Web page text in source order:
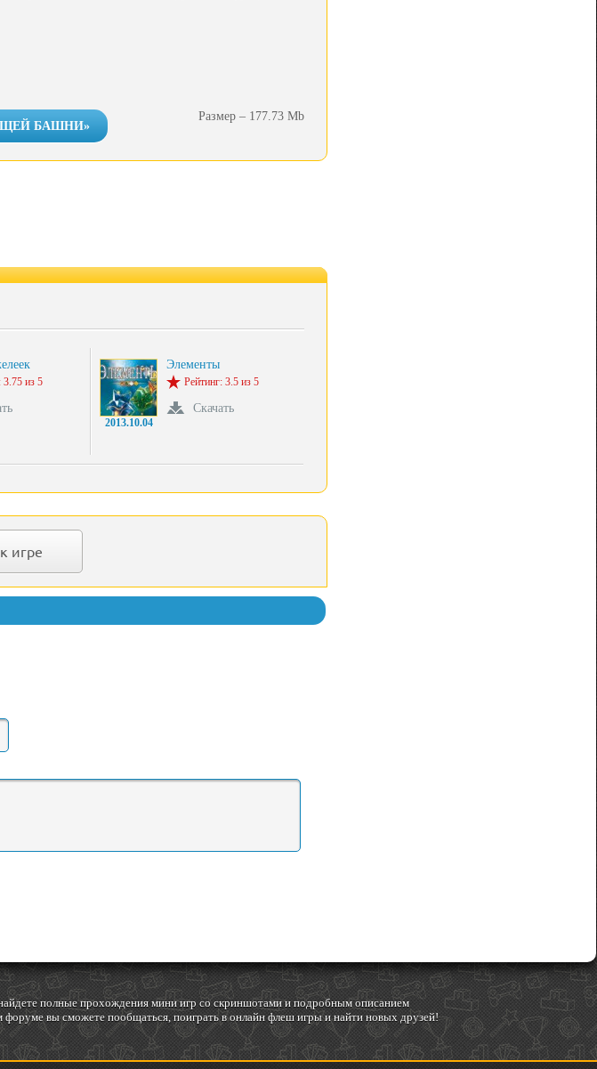
БАШНИ»
Размер – 177.73 Mb
3.75 из 5
2013.10.04
Элементы
Рейтинг: 3.5 из 5
Скачать
игре
полные прохождения мини игр со скриншотами и подробным описанием
вы сможете пообщаться, поиграть в онлайн флеш игры и найти новых друзей!